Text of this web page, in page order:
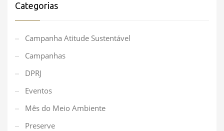
Categorias
Campanha Atitude Sustentável
Campanhas
DPRJ
Eventos
Mês do Meio Ambiente
Preserve